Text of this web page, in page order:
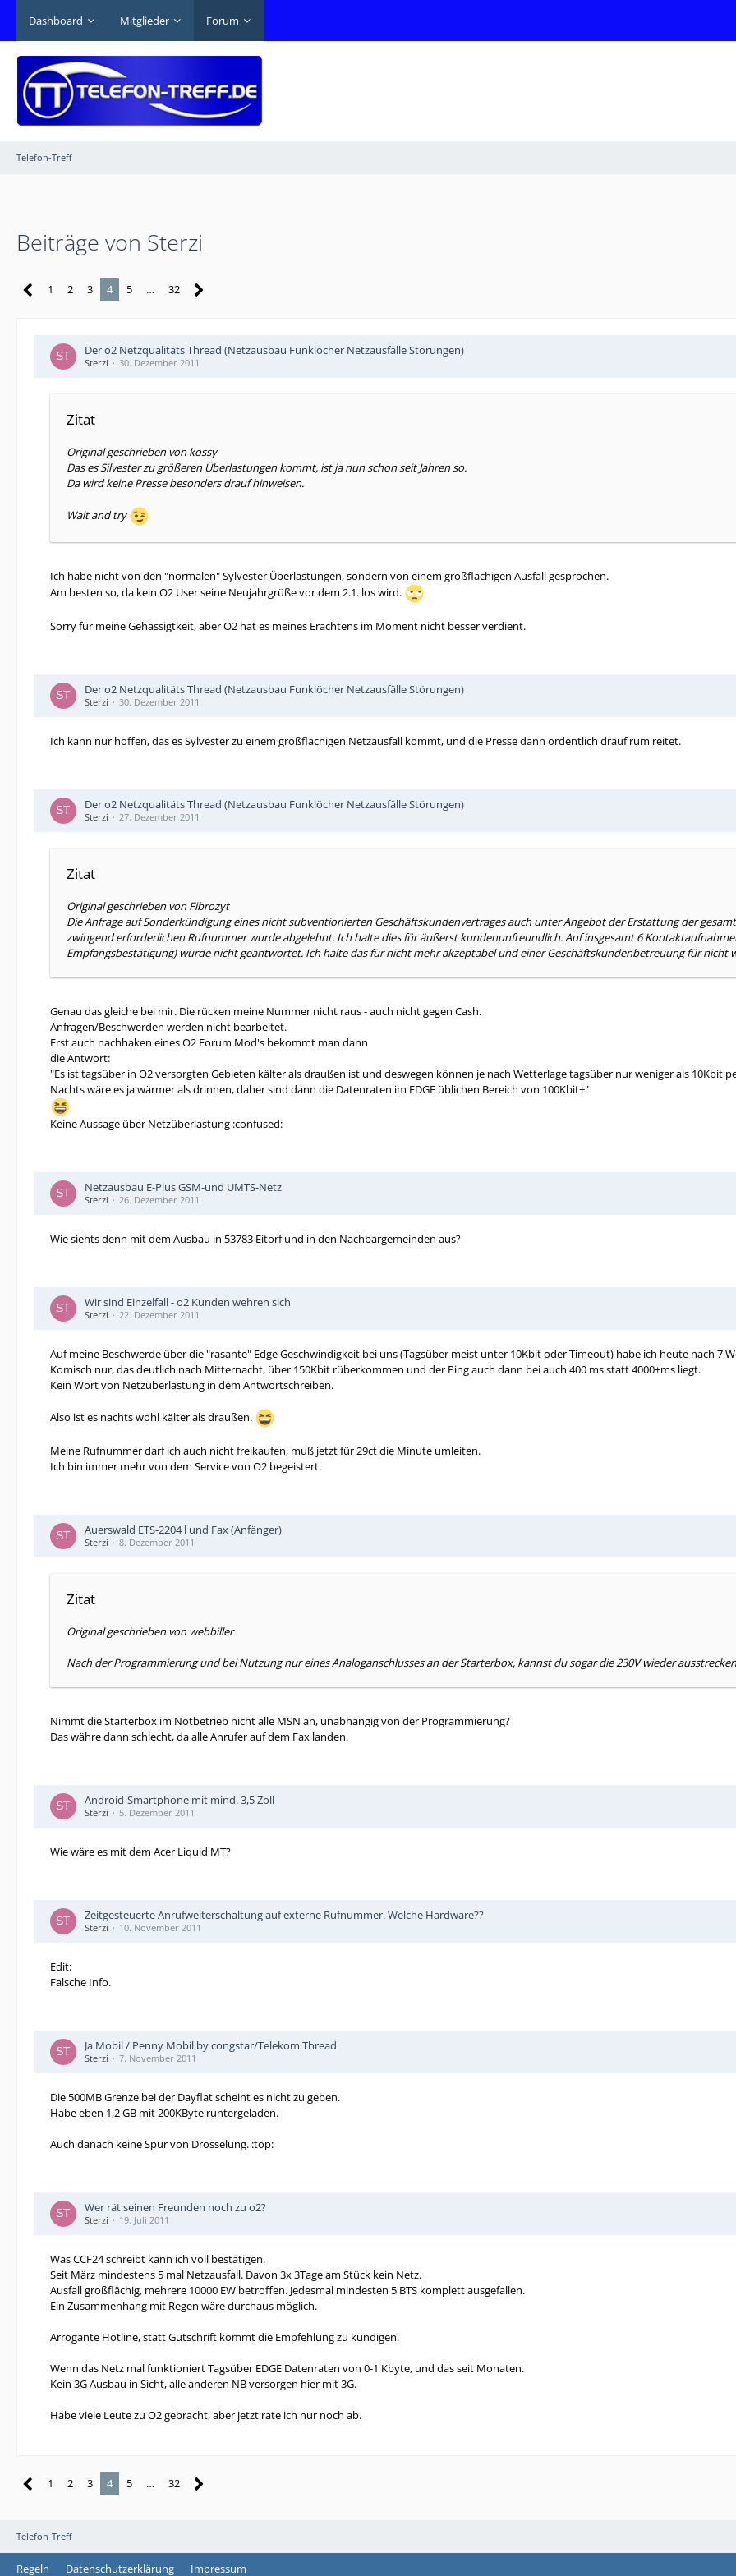
Dashboard Mitglieder Forum
Telefon-Treff
Telefon-Treff
Beiträge von Sterzi
1 2 3 4 5 … 32
Der o2 Netzqualitäts Thread (Netzausbau Funklöcher Netzausfälle Störungen)
Sterzi 30. Dezember 2011
Zitat
Original geschrieben von kossy
Das es Silvester zu größeren Überlastungen kommt, ist ja nun schon seit Jahren so.
Da wird keine Presse besonders drauf hinweisen.
Wait and try
Ich habe nicht von den "normalen" Sylvester Überlastungen, sondern von einem großflächigen Ausfall gesprochen.
Am besten so, da kein O2 User seine Neujahrgrüße vor dem 2.1. los wird.
Sorry für meine Gehässigtkeit, aber O2 hat es meines Erachtens im Moment nicht besser verdient.
Der o2 Netzqualitäts Thread (Netzausbau Funklöcher Netzausfälle Störungen)
Sterzi 30. Dezember 2011
Ich kann nur hoffen, das es Sylvester zu einem großflächigen Netzausfall kommt, und die Presse dann ordentlich drauf rum reitet.
Der o2 Netzqualitäts Thread (Netzausbau Funklöcher Netzausfälle Störungen)
Sterzi 27. Dezember 2011
Zitat
Original geschrieben von Fibrozyt
Die Anfrage auf Sonderkündigung eines nicht subventionierten Geschäftskundenvertrages auch unter Angebot der Erstattung der
zwingend erforderlichen Rufnummer wurde abgelehnt. Ich halte dies für äußerst kundenunfreundlich. Auf insgesamt 6
Empfangsbestätigung) wurde nicht geantwortet. Ich halte das für nicht mehr akzeptabel und einer Geschäftskundenbetreuung für nicht
Genau das gleiche bei mir. Die rücken meine Nummer nicht raus - auch nicht gegen Cash.
Anfragen/Beschwerden werden nicht bearbeitet.
Erst auch nachhaken eines O2 Forum Mod's bekommt man dann
die Antwort:
"Es ist tagsüber in O2 versorgten Gebieten kälter als draußen ist und deswegen können je nach Wetterlage tagsüber nur weniger als 10Kbit
Nachts wäre es ja wärmer als drinnen, daher sind dann die Datenraten im EDGE üblichen Bereich von 100Kbit+"
Keine Aussage über Netzüberlastung :confused:
Netzausbau E-Plus GSM-und UMTS-Netz
Sterzi 26. Dezember 2011
Wie siehts denn mit dem Ausbau in 53783 Eitorf und in den Nachbargemeinden aus?
Wir sind Einzelfall - o2 Kunden wehren sich
Sterzi 22. Dezember 2011
Auf meine Beschwerde über die "rasante" Edge Geschwindigkeit bei uns (Tagsüber meist unter 10Kbit oder Timeout) habe ich heute nach 7
Komisch nur, das deutlich nach Mitternacht, über 150Kbit rüberkommen und der Ping auch dann bei auch 400 ms statt 4000+ms liegt.
Kein Wort von Netzüberlastung in dem Antwortschreiben.
Also ist es nachts wohl kälter als draußen.
Meine Rufnummer darf ich auch nicht freikaufen, muß jetzt für 29ct die Minute umleiten.
Ich bin immer mehr von dem Service von O2 begeistert.
Auerswald ETS-2204 l und Fax (Anfänger)
Sterzi 8. Dezember 2011
Zitat
Original geschrieben von webbiller
Nach der Programmierung und bei Nutzung nur eines Analoganschlusses an der Starterbox, kannst du sogar die 230V wieder
Nimmt die Starterbox im Notbetrieb nicht alle MSN an, unabhängig von der Programmierung?
Das währe dann schlecht, da alle Anrufer auf dem Fax landen.
Android-Smartphone mit mind. 3,5 Zoll
Sterzi 5. Dezember 2011
Wie wäre es mit dem Acer Liquid MT?
Zeitgesteuerte Anrufweiterschaltung auf externe Rufnummer. Welche Hardware??
Sterzi 10. November 2011
Edit:
Falsche Info.
Ja Mobil / Penny Mobil by congstar/Telekom Thread
Sterzi 7. November 2011
Die 500MB Grenze bei der Dayflat scheint es nicht zu geben.
Habe eben 1,2 GB mit 200KByte runtergeladen.
Auch danach keine Spur von Drosselung. :top:
Wer rät seinen Freunden noch zu o2?
Sterzi 19. Juli 2011
Was CCF24 schreibt kann ich voll bestätigen.
Seit März mindestens 5 mal Netzausfall. Davon 3x 3Tage am Stück kein Netz.
Ausfall großflächig, mehrere 10000 EW betroffen. Jedesmal mindesten 5 BTS komplett ausgefallen.
Ein Zusammenhang mit Regen wäre durchaus möglich.
Arrogante Hotline, statt Gutschrift kommt die Empfehlung zu kündigen.
Wenn das Netz mal funktioniert Tagsüber EDGE Datenraten von 0-1 Kbyte, und das seit Monaten.
Kein 3G Ausbau in Sicht, alle anderen NB versorgen hier mit 3G.
Habe viele Leute zu O2 gebracht, aber jetzt rate ich nur noch ab.
1 2 3 4 5 … 32
Regeln Datenschutzerklärung Impressum